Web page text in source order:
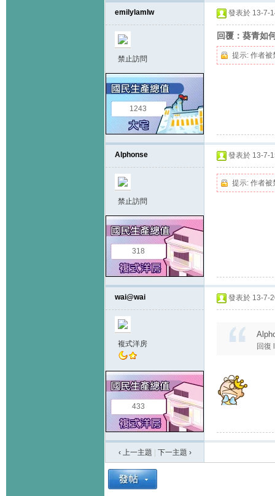
emilylamlw
禁止訪問
1243
發表於 13-7-
回覆：葵青如
提示: 作者被
Alphonse
禁止訪問
318
發表於 13-7-
提示: 作者被
wai@wai
複式洋房
433
發表於 13-7-
回復
‹ 上一主題 下一主題 ›